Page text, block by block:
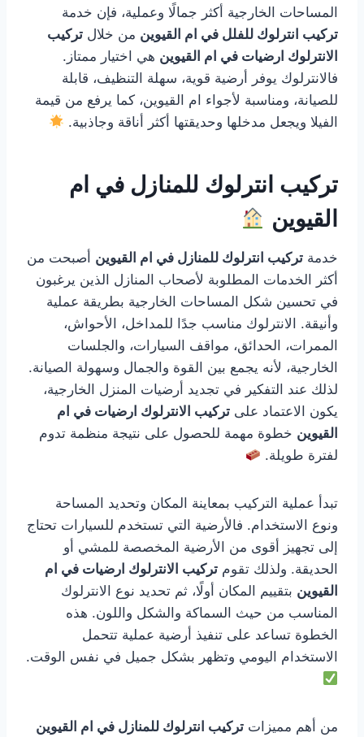
المساحات الخارجية أكثر جمالًا وعملية، فإن خدمة
تركيب انترلوك للفلل في ام القيوين من خلال تركيب
الانترلوك ارضيات في ام القيوين هي اختيار ممتاز.
فالانترلوك يوفر أرضية قوية، سهلة التنظيف، قابلة
للصيانة، ومناسبة لأجواء ام القيوين، كما يرفع من قيمة
الفيلا ويجعل مدخلها وحديقتها أكثر أناقة وجاذبية.
تركيب انترلوك للمنازل في ام
القيوين
خدمة تركيب انترلوك للمنازل في ام القيوين أصبحت من
أكثر الخدمات المطلوبة لأصحاب المنازل الذين يرغبون
في تحسين شكل المساحات الخارجية بطريقة عملية
وأنيقة. الانترلوك مناسب جدًا للمداخل، الأحواش،
الممرات، الحدائق، مواقف السيارات، والجلسات
الخارجية، لأنه يجمع بين القوة والجمال وسهولة الصيانة.
لذلك عند التفكير في تجديد أرضيات المنزل الخارجية،
يكون الاعتماد على تركيب الانترلوك ارضيات في ام
القيوين خطوة مهمة للحصول على نتيجة منظمة تدوم
لفترة طويلة.
تبدأ عملية التركيب بمعاينة المكان وتحديد المساحة
ونوع الاستخدام. فالأرضية التي تستخدم للسيارات تحتاج
إلى تجهيز أقوى من الأرضية المخصصة للمشي أو
الحديقة. ولذلك تقوم تركيب الانترلوك ارضيات في ام
القيوين بتقييم المكان أولًا، ثم تحديد نوع الانترلوك
المناسب من حيث السماكة والشكل واللون. هذه
الخطوة تساعد على تنفيذ أرضية عملية تتحمل
الاستخدام اليومي وتظهر بشكل جميل في نفس الوقت.
من أهم مميزات تركيب انترلوك للمنازل في ام القيوين